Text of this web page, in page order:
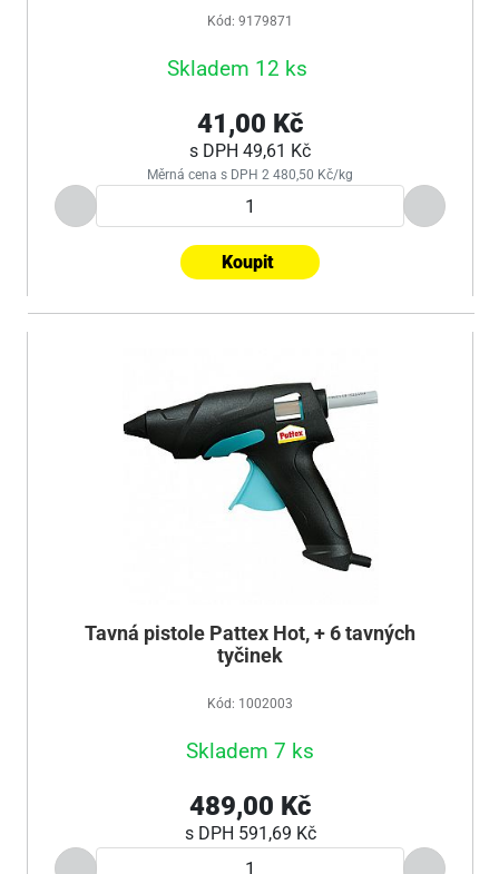
Kód: 9179871
Skladem 12 ks
41,00 Kč
s DPH 49,61 Kč
Měrná cena s DPH 2 480,50 Kč/kg
Koupit
Tavná pistole Pattex Hot, + 6 tavných
tyčinek
Kód: 1002003
Skladem 7 ks
489,00 Kč
s DPH 591,69 Kč